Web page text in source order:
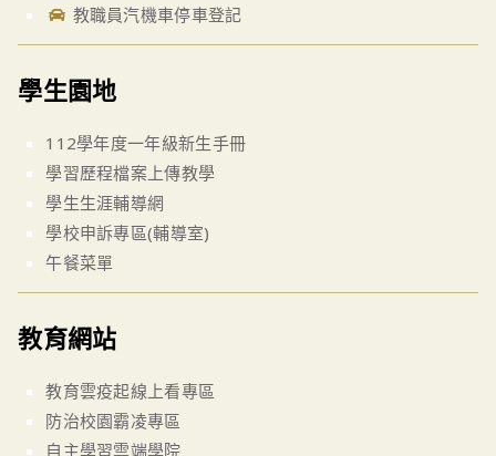
教職員汽機車停車登記
學生園地
112學年度一年級新生手冊
學習歷程檔案上傳教學
學生生涯輔導網
學校申訴專區(輔導室)
午餐菜單
教育網站
教育雲疫起線上看專區
防治校園霸凌專區
自主學習雲端學院